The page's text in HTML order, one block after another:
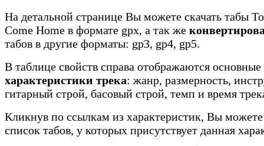
На детальной странице Вы можете скачать табы
Come Home в формате gpx, а так же
табов в другие форматы: gp3, gp4, gp5.
В таблице свойств справа отображаются основные
характеристики трека: жанр, размерность,
гитарный строй, басовый строй, темп и время
Кликнув по ссылкам из характеристик, Вы
список табов, у которых присутствует данная